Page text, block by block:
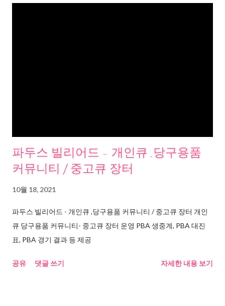
파두스 빌리어드 - 개인큐 ,당구용품
커뮤니티 / 중고큐 장터
10월 18, 2021
파두스 빌리어드 - 개인큐 ,당구용품 커뮤니티 / 중고큐 장터 개인
큐 당구용품 커뮤니티- 중고큐 장터 운영 PBA 생중계, PBA 대진
표, PBA 경기 결과 등 제공
공유 댓글 쓰기 자세한 내용 보기